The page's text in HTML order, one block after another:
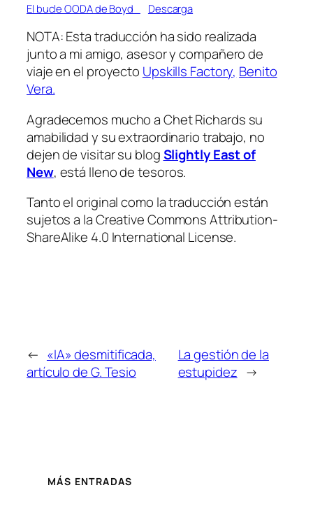
El bucle OODA de Boyd_ Descarga
NOTA: Esta traducción ha sido realizada
junto a mi amigo, asesor y compañero de
viaje en el proyecto Upskills Factory, Benito
Vera.
Agradecemos mucho a Chet Richards su
amabilidad y su extraordinario trabajo, no
dejen de visitar su blogSlightly East of
New, está lleno de tesoros.
Tanto el original como la traducción están
sujetos a laCreative Commons Attribution-
ShareAlike 4.0 International License.
← «IA» desmitificada,
artículo de G. Tesio
La gestión de la
estupidez →
MÁS ENTRADAS